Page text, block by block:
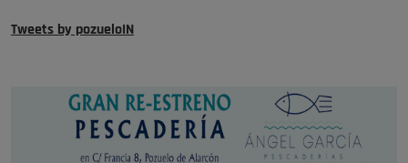
Tweets by pozueloIN